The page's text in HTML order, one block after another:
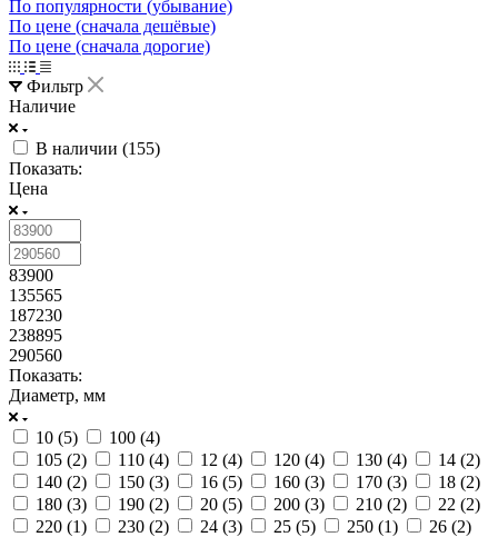
По популярности (убывание)
По цене (сначала дешёвые)
По цене (сначала дорогие)
Фильтр
Наличие
В наличии (155)
Показать:
Цена
83900
135565
187230
238895
290560
Показать:
Диаметр, мм
10 (5) 100 (4)
105 (2) 110 (4) 12 (4) 120 (4) 130 (4) 14 (2)
140 (2) 150 (3) 16 (5) 160 (3) 170 (3) 18 (2)
180 (3) 190 (2) 20 (5) 200 (3) 210 (2) 22 (2)
220 (1) 230 (2) 24 (3) 25 (5) 250 (1) 26 (2)